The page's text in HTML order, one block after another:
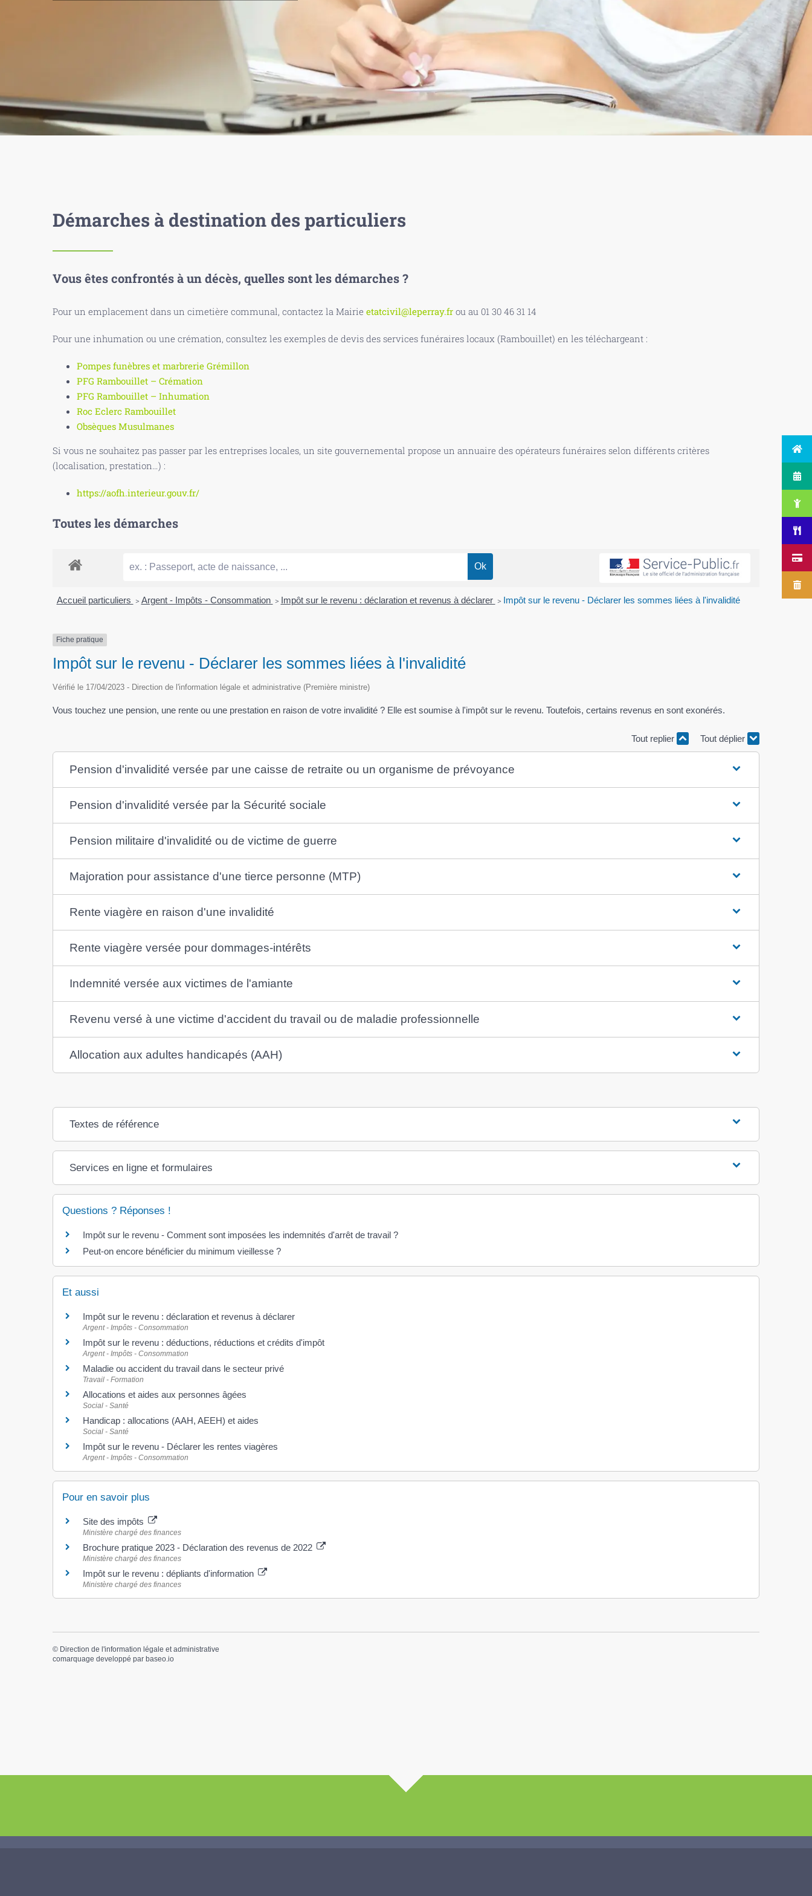
Démarches à destination des particuliers
Vous êtes confrontés à un décès, quelles sont les démarches ?
Pour un emplacement dans un cimetière communal, contactez la Mairie etatcivil@leperray.fr ou au 01 30 46 31 14
Pour une inhumation ou une crémation, consultez les exemples de devis des services funéraires locaux (Rambouillet) en les téléchargeant :
Pompes funèbres et marbrerie Grémillon
PFG Rambouillet – Crémation
PFG Rambouillet – Inhumation
Roc Eclerc Rambouillet
Obsèques Musulmanes
Si vous ne souhaitez pas passer par les entreprises locales, un site gouvernemental propose un annuaire des opérateurs funéraires selon différents critères
(localisation, prestation…) :
https://aofh.interieur.gouv.fr/
Toutes les démarches
Accueil particuliers > Argent - Impôts - Consommation > Impôt sur le revenu : déclaration et revenus à déclarer > Impôt sur le revenu - Déclarer les sommes liées à l'invalidité
Fiche pratique
Impôt sur le revenu - Déclarer les sommes liées à l'invalidité
Vérifié le 17/04/2023 - Direction de l'information légale et administrative (Première ministre)
Vous touchez une pension, une rente ou une prestation en raison de votre invalidité ? Elle est soumise à l'impôt sur le revenu. Toutefois, certains revenus en sont exonérés.
Tout replier Tout déplier
Pension d'invalidité versée par une caisse de retraite ou un organisme de prévoyance
Pension d'invalidité versée par la Sécurité sociale
Pension militaire d'invalidité ou de victime de guerre
Majoration pour assistance d'une tierce personne (MTP)
Rente viagère en raison d'une invalidité
Rente viagère versée pour dommages-intérêts
Indemnité versée aux victimes de l'amiante
Revenu versé à une victime d'accident du travail ou de maladie professionnelle
Allocation aux adultes handicapés (AAH)
Textes de référence
Services en ligne et formulaires
Questions ? Réponses !
Impôt sur le revenu - Comment sont imposées les indemnités d'arrêt de travail ?
Peut-on encore bénéficier du minimum vieillesse ?
Et aussi
Impôt sur le revenu : déclaration et revenus à déclarer
Argent - Impôts - Consommation
Impôt sur le revenu : déductions, réductions et crédits d'impôt
Argent - Impôts - Consommation
Maladie ou accident du travail dans le secteur privé
Travail - Formation
Allocations et aides aux personnes âgées
Social - Santé
Handicap : allocations (AAH, AEEH) et aides
Social - Santé
Impôt sur le revenu - Déclarer les rentes viagères
Argent - Impôts - Consommation
Pour en savoir plus
Site des impôts
Ministère chargé des finances
Brochure pratique 2023 - Déclaration des revenus de 2022
Ministère chargé des finances
Impôt sur le revenu : dépliants d'information
Ministère chargé des finances
© Direction de l'information légale et administrative
comarquage developpé par baseo.io